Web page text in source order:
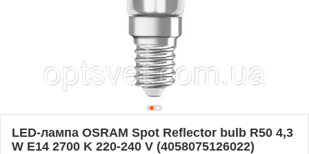
LED-лампа OSRAM Spot Reflector bulb R50 4,3
W E14 2700 K 220-240 V (4058075126022)